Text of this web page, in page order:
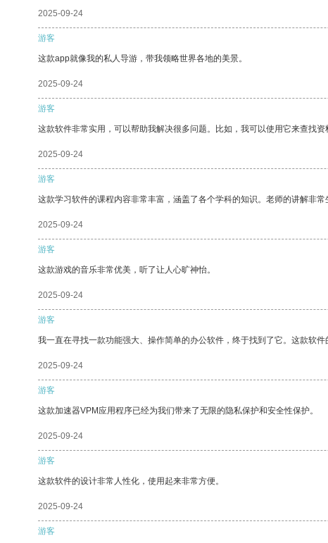
2025-09-24
游客
这款app就像我的私人导游，带我领略世界各地的美景。
2025-09-24
游客
这款软件非常实用，可以帮助我解决很多问题。比如，我可以使用它来查找资
2025-09-24
游客
这款学习软件的课程内容非常丰富，涵盖了各个学科的知识。老师的讲解非常
2025-09-24
游客
这款游戏的音乐非常优美，听了让人心旷神怡。
2025-09-24
游客
我一直在寻找一款功能强大、操作简单的办公软件，终于找到了它。这款软
2025-09-24
游客
这款加速器VPM应用程序已经为我们带来了无限的隐私保护和安全性保护。
2025-09-24
游客
这款软件的设计非常人性化，使用起来非常方便。
2025-09-24
游客